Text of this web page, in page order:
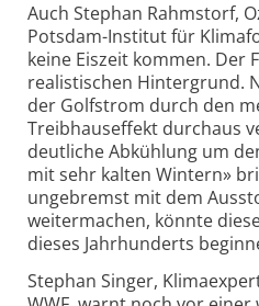
Auch Stephan Rahmstorf,
Potsdam-Institut für
keine Eiszeit kommen. Der
realistischen Hintergrund.
der Golfstrom durch den
Treibhauseffekt durchaus
deutliche Abkühlung um
mit sehr kalten Wintern»
ungebremst mit dem
weitermachen, könnte
dieses Jahrhunderts
Stephan Singer,